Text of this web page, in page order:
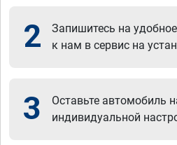
2
Запишитесь на
к нам в сервис на
3
Оставьте автомобиль
индивидуальной